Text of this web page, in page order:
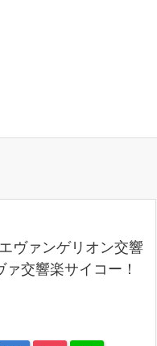
ヴァンゲリオン交響
交響楽サイコー！